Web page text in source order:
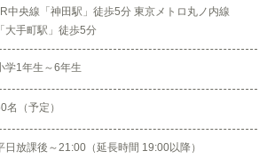
中央線「神田駅」徒歩5分 東京メトロ丸ノ内線
「大手町駅」徒歩5分
学1年生～6年生
名（予定）
日放課後～21:00（延長時間 19:00以降）